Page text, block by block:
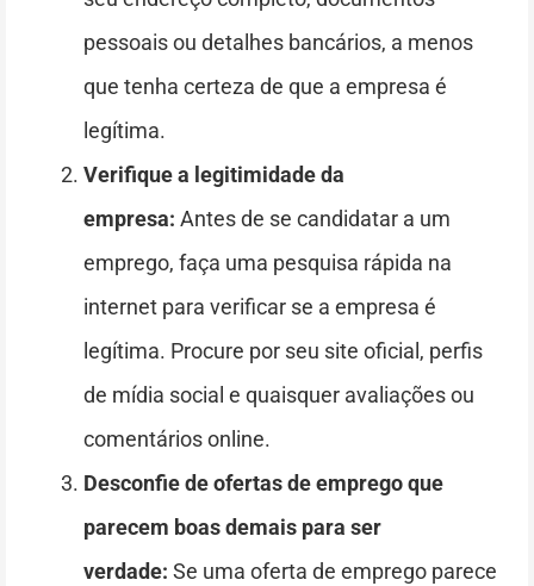
pessoais ou detalhes bancários, a menos
que tenha certeza de que a empresa é
legítima.
Verifique a legitimidade da
empresa: Antes de se candidatar a um
emprego, faça uma pesquisa rápida na
internet para verificar se a empresa é
legítima. Procure por seu site oficial, perfis
de mídia social e quaisquer avaliações ou
comentários online.
Desconfie de ofertas de emprego que
parecem boas demais para ser
verdade: Se uma oferta de emprego parece